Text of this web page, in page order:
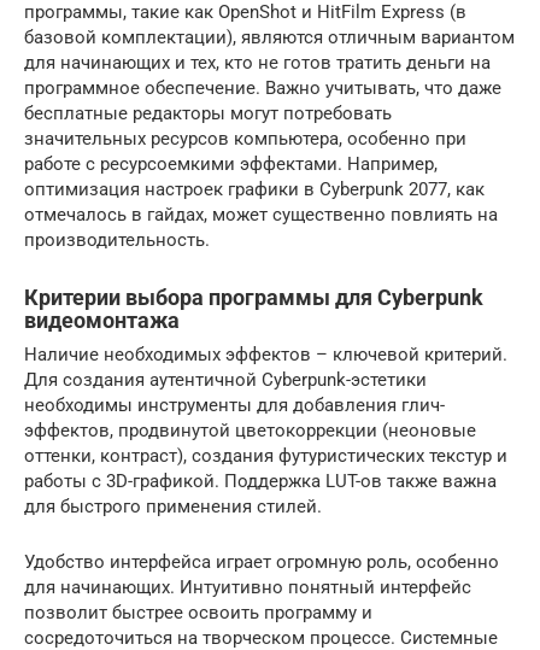
программы, такие как OpenShot и HitFilm Express (в
базовой комплектации), являются отличным вариантом
для начинающих и тех, кто не готов тратить деньги на
программное обеспечение. Важно учитывать, что даже
бесплатные редакторы могут потребовать
значительных ресурсов компьютера, особенно при
работе с ресурсоемкими эффектами. Например,
оптимизация настроек графики в Cyberpunk 2077, как
отмечалось в гайдах, может существенно повлиять на
производительность.
Критерии выбора программы для Cyberpunk
видеомонтажа
Наличие необходимых эффектов – ключевой критерий.
Для создания аутентичной Cyberpunk-эстетики
необходимы инструменты для добавления глич-
эффектов, продвинутой цветокоррекции (неоновые
оттенки, контраст), создания футуристических текстур и
работы с 3D-графикой. Поддержка LUT-ов также важна
для быстрого применения стилей.
Удобство интерфейса играет огромную роль, особенно
для начинающих. Интуитивно понятный интерфейс
позволит быстрее освоить программу и
сосредоточиться на творческом процессе. Системные